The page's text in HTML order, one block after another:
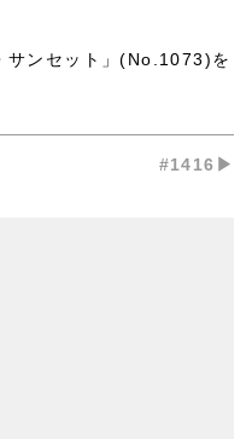
サンセット」(No.1073)を
#1416▶︎